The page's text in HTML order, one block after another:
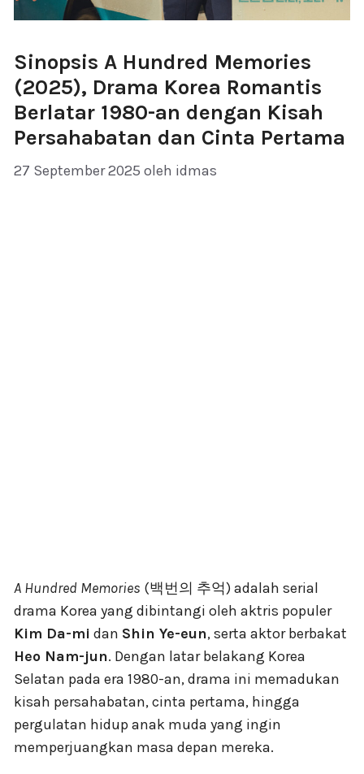
Sinopsis A Hundred Memories
(2025), Drama Korea Romantis
Berlatar 1980-an dengan Kisah
Persahabatan dan Cinta Pertama
27 September 2025 oleh idmas
A Hundred Memories (백번의 추억) adalah serial
drama Korea yang dibintangi oleh aktris populer
Kim Da-mi dan Shin Ye-eun, serta aktor berbakat
Heo Nam-jun. Dengan latar belakang Korea
Selatan pada era 1980-an, drama ini memadukan
kisah persahabatan, cinta pertama, hingga
pergulatan hidup anak muda yang ingin
memperjuangkan masa depan mereka.